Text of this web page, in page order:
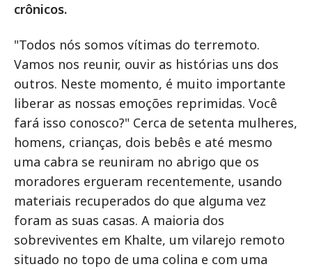
crônicos.
"Todos nós somos vítimas do terremoto.
Vamos nos reunir, ouvir as histórias uns dos
outros. Neste momento, é muito importante
liberar as nossas emoções reprimidas. Você
fará isso conosco?" Cerca de setenta mulheres,
homens, crianças, dois bebês e até mesmo
uma cabra se reuniram no abrigo que os
moradores ergueram recentemente, usando
materiais recuperados do que alguma vez
foram as suas casas. A maioria dos
sobreviventes em Khalte, um vilarejo remoto
situado no topo de uma colina e com uma